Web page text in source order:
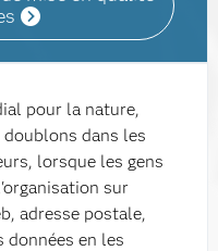
pour la nature,
dans les
lorsque les gens
sur
adresse postale,
données en les